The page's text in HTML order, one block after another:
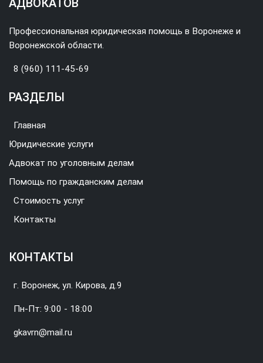
АДВОКАТОВ
Профессиональная юридическая помощь в Воронеже и
Воронежской области.
8 (960) 111-45-69
РАЗДЕЛЫ
Главная
Юридические услуги
Адвокат по уголовным делам
Помощь по гражданским делам
Стоимость услуг
Контакты
КОНТАКТЫ
г. Воронеж, ул. Кирова, д.9
Пн-Пт: 9:00 - 18:00
gkavrn@mail.ru